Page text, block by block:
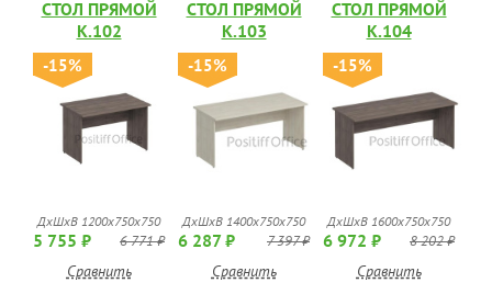
СТОЛ ПРЯМОЙ
К.102
-15%
ДхШхВ 1200x750x750
5 755 ₽ 6 771 ₽
Сравнить
СТОЛ ПРЯМОЙ
К.103
-15%
ДхШхВ 1400x750x750
6 287 ₽ 7 397 ₽
Сравнить
СТОЛ ПРЯМОЙ
К.104
-15%
ДхШхВ 1600x750x750
6 972 ₽ 8 202 ₽
Сравнить